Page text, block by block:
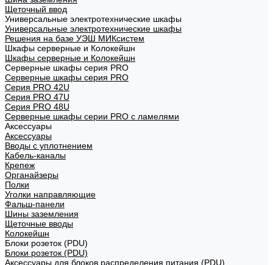
Щеточный ввод
Универсальные электротехнические шкафы
Универсальные электротехнические шкафы
Решения на базе УЭШ МИКсистем
Шкафы серверные и Колокейшн
Шкафы серверные и Колокейшн
Серверные шкафы серия PRO
Серверные шкафы серия PRO
Серия PRO 42U
Серия PRO 47U
Серия PRO 48U
Серверные шкафы серии PRO с ламелями
Аксессуары
Аксессуары
Вводы с уплотнением
Кабель-каналы
Крепеж
Органайзеры
Полки
Уголки направляющие
Фальш-панели
Шины заземления
Щеточные вводы
Колокейшн
Блоки розеток (PDU)
Блоки розеток (PDU)
Аксессуары для блоков распределения питания (PDU)